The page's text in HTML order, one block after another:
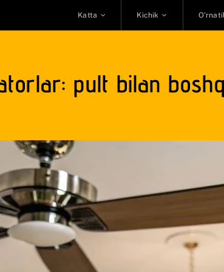
Katta Kichik
pult bilan